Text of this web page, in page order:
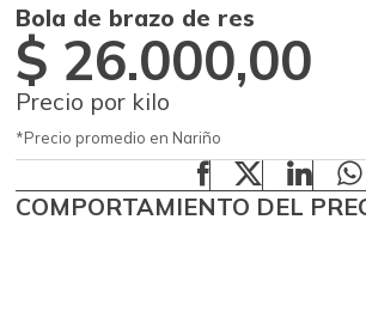
Bola de brazo de res
$ 26.000,00
Precio por kilo
*Precio promedio en Nariño
COMPORTAMIENTO DEL